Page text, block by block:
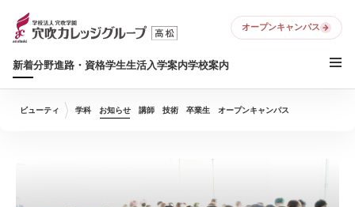
新着分野進路・資格学生生活入学案内学校案内
オープンキャンパス
ビューティ 学科 お知らせ 講師 技術 卒業生 オープンキャンパス